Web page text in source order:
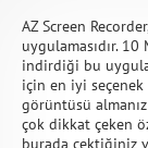
AZ Screen
uygulamasıdır.
indirdiği bu
için en iyi
görüntüsü
çok dikkat çeken
burada çektiğiniz